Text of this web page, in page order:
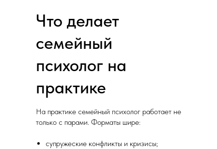
Что делает
семейный
психолог на
практике
На практике семейный психолог работает не
только с парами. Форматы шире:
супружеские конфликты и кризисы;